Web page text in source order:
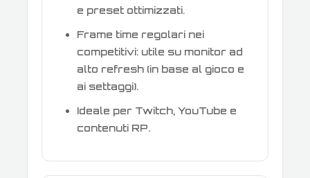
e preset ottimizzati.
Frame time regolari nei
competitivi: utile su monitor ad
alto refresh (in base al gioco e
ai settaggi).
Ideale per Twitch, YouTube e
contenuti RP.